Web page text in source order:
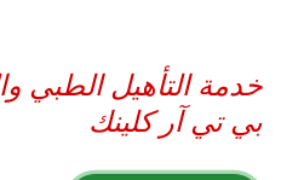
بي تي آر كلينك